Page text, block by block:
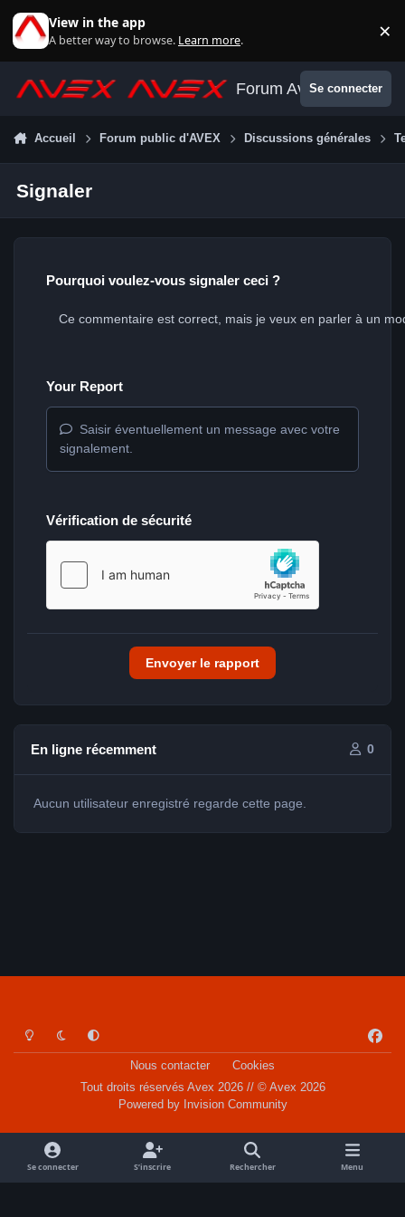
View in the app
A better way to browse. Learn more. ×
Forum AvexSe connecter
Accueil Forum public d'AVEX Discussions générales
Signaler
Pourquoi voulez-vous signaler ceci ?
Your Report
Saisir éventuellement un message avec votre
signalement.
Vérification de sécurité
Envoyer le rapport
En ligne récemment 0
Aucun utilisateur enregistré regarde cette page.
Light ModeDark ModeSystem Preference
a
o
k
Nous contacter
Cookies
Tout droits réservés Avex 2026 // © Avex 2026
Powered by Invision Community
Se connecter S’inscrire Rechercher Menu